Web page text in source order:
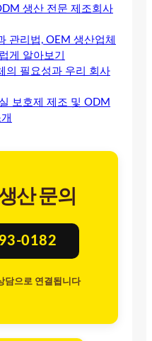
생산 전문 제조회사
관리법, OEM 생산업체
게 알아보기
의 필요성과 우리 회사
보호제 제조 및 ODM
산 문의
0182
담으로 연결됩니다